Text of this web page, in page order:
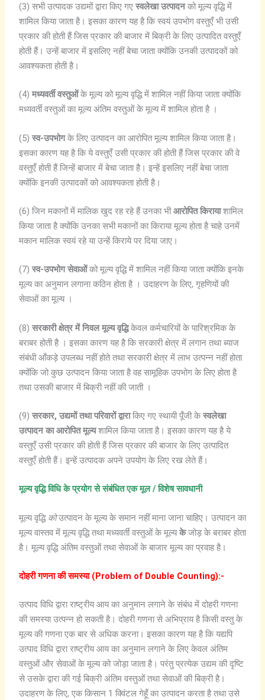
(3) सभी उत्पादक उद्यमों द्वारा किए गए स्वलेखा उत्पादनको मूल्य वृद्धि में
शामिल किया जाता है। इसका कारण यह है कि स्वयं उपभोग वस्तुएँ भी उसी
प्रकार की होती हैं जिस प्रकार की बाजार में बिक्री के लिए उत्पादित वस्तुएँ
होती हैं। उन्हें बाजार में इसलिए नहीं बेचा जाता क्योंकि उनकी उत्पादकों को
आवश्यकता होती है।
(4) मध्यवर्ती वस्तुओंके मूल्य को मूल्य वृद्धि में शामिल नहीं किया जाता क्योंकि
मध्यवर्ती वस्तुओं का मूल्य अंतिम वस्तुओं के मूल्य में शामिल होता है ।
(5) स्व-उपभोगके लिए उत्पादन का आरोपित मूल्य शामिल किया जाता है।
इसका कारण यह है कि ये वस्तुएँ उसी प्रकार की होती हैं जिस प्रकार की वे
वस्तुएँ होती हैं जिन्हें बाजार में बेचा जाता है। इन्हें इसलिए नहीं बेचा जाता
क्योंकि इनकी उत्पादकों को आवश्यकता होती है।
(6) जिन मकानों में मालिक खुद रह रहे हैं उनका भीआरोपित किरायाशामिल
किया जाता है क्योंकि उनका सभी मकानों का किराया मूल्य होता है चाहे उनमें
मकान मालिक स्वयं रहे या उन्हें किराये पर दिया जाए।
(7) स्व-उपभोग सेवाओंको मूल्य वृद्धि में शामिल नहीं किया जाता क्योंकि इनके
मूल्य का अनुमान लगाना कठिन होता है । उदाहरण के लिए, गृहणियों की
सेवाओं का मूल्य ।
(8) सरकारी क्षेत्र में निवल मूल्य वृद्धिकेवल कर्मचारियों के पारिश्रमिक के
बराबर होती है । इसका कारण यह है कि सरकारी क्षेत्र में लगान तथा ब्याज
संबंधी आँकड़े उपलब्ध नहीं होते तथा सरकारी क्षेत्र में लाभ उत्पन्न नहीं होता
क्योंकि जो कुछ उत्पादन किया जाता है वह सामूहिक उपभोग के लिए होता है
तथा उसकी बाजार में बिक्री नहीं की जाती ।
(9) सरकार, उद्यमों तथा परिवारों द्वाराकिए गए स्थायी पूँजी केस्वलेखा
उत्पादन का आरोपित मूल्यशामिल किया जाता है। इसका कारण यह है ये
वस्तुएँ उसी प्रकार की होती हैं जिस प्रकार की बाजार के लिए उत्पादित
वस्तुएँ होती हैं। इन्हें उत्पादक अपने उपयोग के लिए रख लेते हैं।
मूल्यवृद्धिविधिकेप्रयोगसेसंबंधितएकमूल /विशेषसावधानी
मूल्य वृद्धि कोउत्पादन के मूल्य के समान नहीं माना जाना चाहिए। उत्पादन का
मूल्य वास्तव में मूल्य वृद्धि तथा मध्यवर्ती वस्तुओं के मूल्यकेजोड़ के बराबर होता
है। मूल्य वृद्धि अंतिम वस्तुओं तथा सेवाओं के बाजार मूल्य का प्रवाह है।
दोहरीगणनाकीसमस्या (Problem of Double Counting):-
उत्पाद विधि द्वारा राष्ट्रीय आय का अनुमान लगाने के संबंध में दोहरी गणना
की समस्या उत्पन्न हो सकती है। दोहरी गणना से अभिप्राय है किसी वस्तु के
मूल्य की गणना एक बार से अधिक करना। इसका कारण यह है कि यद्यपि
उत्पाद विधि द्वारा राष्ट्रीय आय का अनुमान लगाने के लिए केवल अंतिम
वस्तुओं और सेवाओं के मूल्य को जोड़ा जाता है। परंतु प्रत्येक उद्यम की दृष्टि
से उसके द्वारा की गई बिक्री अंतिम वस्तुओं तथा सेवाओं की बिक्री है।
उदाहरण के लिए, एक किसान 1 क्विंटल गेहूँ का उत्पादन करता है तथा उसे